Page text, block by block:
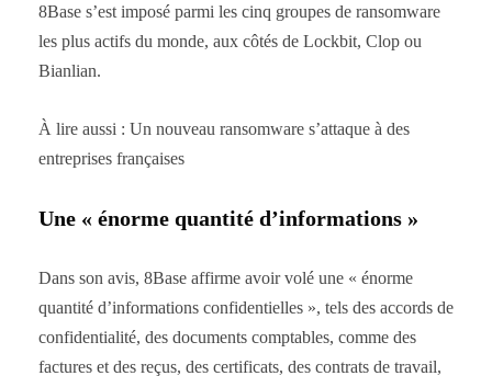
8Base s’est imposé parmi les cinq groupes de ransomware
les plus actifs du monde, aux côtés de Lockbit, Clop ou
Bianlian.
À lire aussi : Un nouveau ransomware s’attaque à des
entreprises françaises
Une « énorme quantité d’informations »
Dans son avis, 8Base affirme avoir volé une « énorme
quantité d’informations confidentielles », tels des accords de
confidentialité, des documents comptables, comme des
factures et des reçus, des certificats, des contrats de travail,